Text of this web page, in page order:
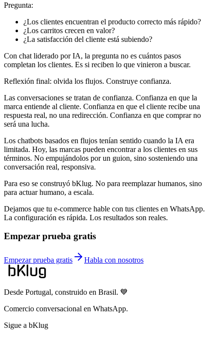
Pregunta:
¿Los clientes encuentran el producto correcto más rápido?
¿Los carritos crecen en valor?
¿La satisfacción del cliente está subiendo?
Con chat liderado por IA, la pregunta no es cuántos pasos
completan los clientes. Es si reciben lo que vinieron a buscar.
Reflexión final: olvida los flujos. Construye confianza.
Las conversaciones se tratan de confianza. Confianza en que la
marca entiende al cliente. Confianza en que el cliente recibe una
respuesta real, no una redirección. Confianza en que comprar no
será una lucha.
Los chatbots basados en flujos tenían sentido cuando la IA era
limitada. Hoy, las marcas pueden encontrar a los clientes en sus
términos. No empujándolos por un guion, sino sosteniendo una
conversación real, responsiva.
Para eso se construyó bKlug. No para reemplazar humanos, sino
para actuar humano, a escala.
Dejamos que tu e-commerce hable con tus clientes en WhatsApp.
La configuración es rápida. Los resultados son reales.
Empezar prueba gratis
Empezar prueba gratis Habla con nosotros
Desde Portugal, construido en Brasil. 💙
Comercio conversacional en WhatsApp.
Sigue a bKlug